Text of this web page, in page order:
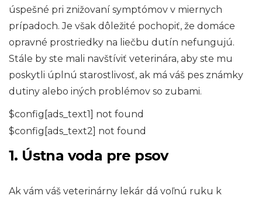
úspešné pri znižovaní symptómov v miernych
prípadoch. Je však dôležité pochopiť, že domáce
opravné prostriedky na liečbu dutín nefungujú.
Stále by ste mali navštíviť veterinára, aby ste mu
poskytli úplnú starostlivosť, ak má váš pes známky
dutiny alebo iných problémov so zubami.
$config[ads_text1] not found
$config[ads_text2] not found
1. Ústna voda pre psov
Ak vám váš veterinárny lekár dá voľnú ruku k